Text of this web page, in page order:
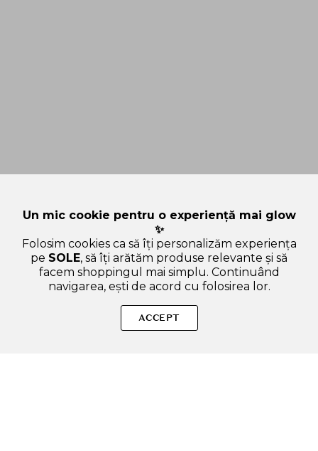
Produse autentice, conforme UE, alese responsabil.
Un mic cookie pentru o experiență mai glow
✨
Folosim cookies ca să îți personalizăm experiența
pe SOLE, să îți arătăm produse relevante și să
facem shoppingul mai simplu. Continuând
navigarea, ești de acord cu folosirea lor.
ACCEPT